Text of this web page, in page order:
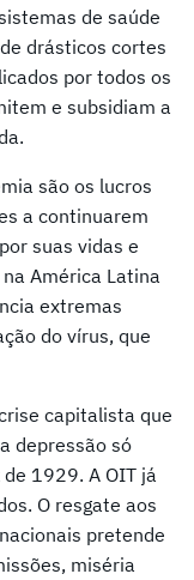
de saúde
drásticos cortes
por todos os
e subsidiam a
são os lucros
a continuarem
suas vidas e
América Latina
extremas
do vírus, que
capitalista que
depressão só
1929. A OIT já
O resgate aos
pretende
miséria